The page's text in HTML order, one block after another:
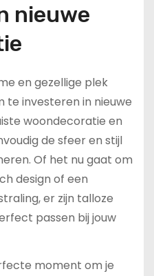
nieuwe
en gezellige plek
te investeren in nieuwe
woondecoratie en
de sfeer en stijl
Of het nu gaat om
design of een
er zijn talloze
passen bij jouw
moment om je